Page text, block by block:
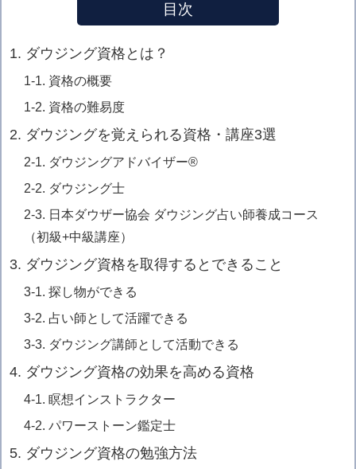
目次
1. ダウジング資格とは？
1-1. 資格の概要
1-2. 資格の難易度
2. ダウジングを覚えられる資格・講座3選
2-1. ダウジングアドバイザー®
2-2. ダウジング士
2-3. 日本ダウザー協会 ダウジング占い師養成コース
（初級+中級講座）
3. ダウジング資格を取得するとできること
3-1. 探し物ができる
3-2. 占い師として活躍できる
3-3. ダウジング講師として活動できる
4. ダウジング資格の効果を高める資格
4-1. 瞑想インストラクター
4-2. パワーストーン鑑定士
5. ダウジング資格の勉強方法